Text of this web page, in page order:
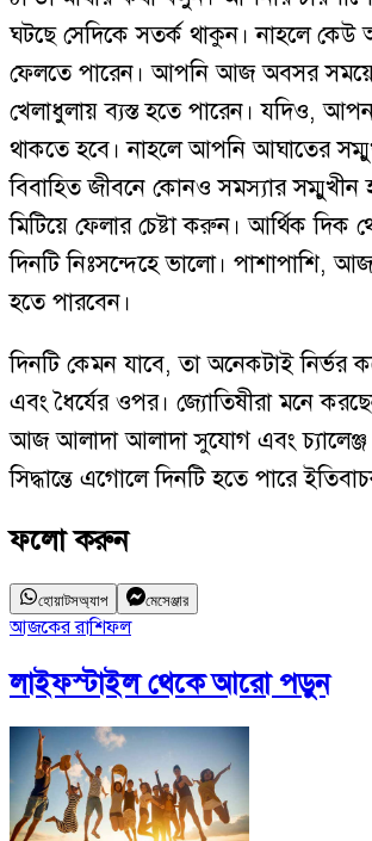
ঘটছে সেদিকে সতর্ক থাকুন। নাহলে
ফেলতে পারেন। আপনি আজ অবসর
খেলাধুলায় ব্যস্ত হতে পারেন। যদিও,
থাকতে হবে। নাহলে আপনি আঘাতের
বিবাহিত জীবনে কোনও সমস্যার সম্মুখীন
মিটিয়ে ফেলার চেষ্টা করুন। আর্থিক
দিনটি নিঃসন্দেহে ভালো। পাশাপাশি,
হতে পারবেন।
দিনটি কেমন যাবে, তা অনেকটাই নির্ভর
এবং ধৈর্যের ওপর। জ্যোতিষীরা মনে
আজ আলাদা আলাদা সুযোগ এবং
সিদ্ধান্তে এগোলে দিনটি হতে পারে
ফলো করুন
হোয়াটসঅ্যাপ মেসেঞ্জার
আজকের রাশিফল
লাইফস্টাইলথেকে আরো পড়ুন